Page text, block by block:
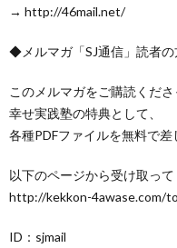
→ http://46mail.net/
◆メルマガ「SJ通信」読者
このメルマガをご購読くださ
幸せ実践塾の特典として、
各種PDFファイルを無料で差
以下のページから受け取って
http://kekkon-4awase.com/
ID：sjmail